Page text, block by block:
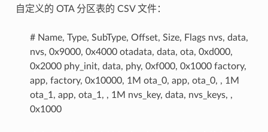
自定义的 OTA 分区表的 CSV 文件：
# Name, Type, SubType, Offset, Size, Flags nvs, data,
nvs, 0x9000, 0x4000 otadata, data, ota, 0xd000,
0x2000 phy_init, data, phy, 0xf000, 0x1000 factory,
app, factory, 0x10000, 1M ota_0, app, ota_0, , 1M
ota_1, app, ota_1, , 1M nvs_key, data, nvs_keys, ,
0x1000